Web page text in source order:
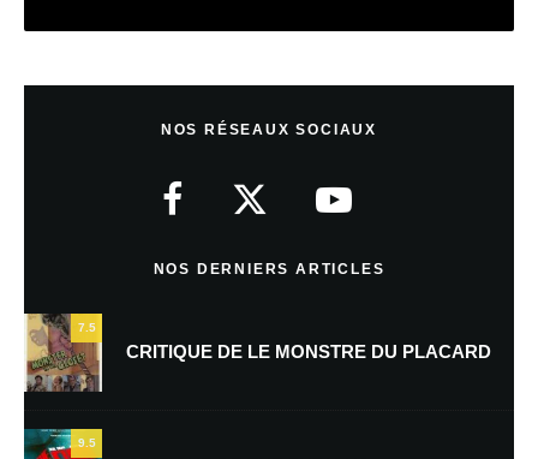
NOS RÉSEAUX SOCIAUX
NOS DERNIERS ARTICLES
7.5
CRITIQUE DE LE MONSTRE DU PLACARD
9.5